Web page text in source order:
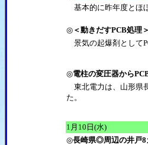
基本的に昨年度とほ
◎＜動きだすPCB処理
景気の起爆剤として
◎電柱の変圧器から
東北電力は、山形県
た。
1月10日(水)
◎長崎県◎周辺の井戸